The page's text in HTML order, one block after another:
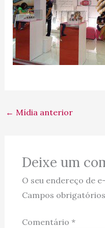
← Mídia anterior
Deixe um
O seu endereço de
Campos
Comentário *